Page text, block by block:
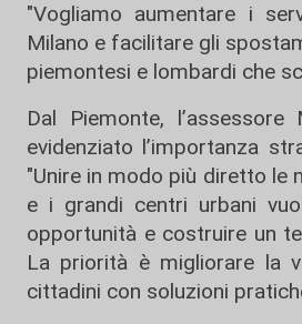
"Vogliamo aumentare i
Milano e facilitare gli
piemontesi e lombardi che
Dal Piemonte,
evidenziato l’importanza
"Unire in modo più diretto le
e i grandi centri urbani
opportunità e costruire un
La priorità è migliorare la
cittadini con soluzioni